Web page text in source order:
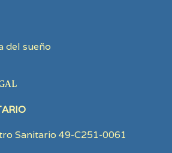
del sueño
Sanitario 49-C251-0061